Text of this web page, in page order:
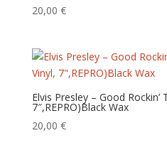
20,00 €
Elvis Presley – Good
7″,REPRO)Black Wax
20,00 €